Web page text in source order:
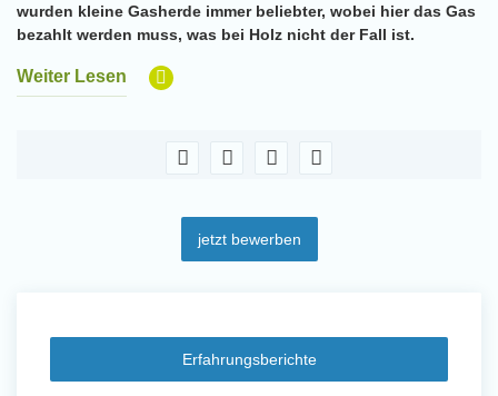
wurden kleine Gasherde immer beliebter, wobei hier das Gas
bezahlt werden muss, was bei Holz nicht der Fall ist.
Weiter Lesen
jetzt bewerben
Erfahrungsberichte